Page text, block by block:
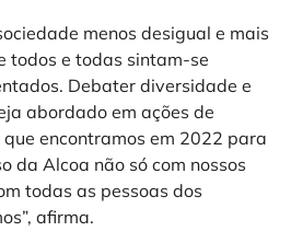
menos desigual e mais
todos e todas sintam-se
Debater diversidade e
abordado em ações de
encontramos em 2022 para
da Alcoa não só com nossos
todas as pessoas dos
afirma.